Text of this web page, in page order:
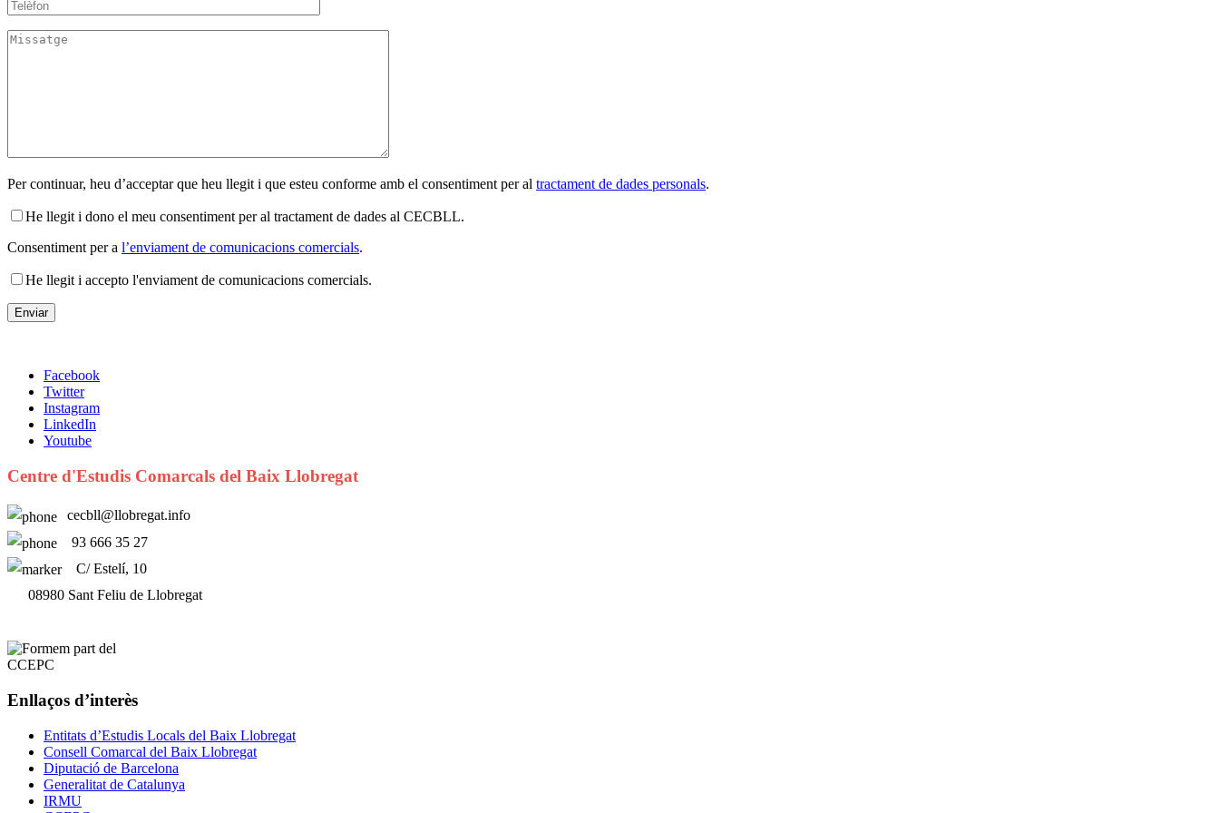
Per continuar, heu d’acceptar que heu llegit i que esteu conforme amb el consentiment per al tractament de dades personals.
He llegit i dono el meu consentiment per al tractament de dades al CECBLL.
Consentiment per a l’enviament de comunicacions comercials.
He llegit i accepto l'enviament de comunicacions comercials.
Facebook
Twitter
Instagram
LinkedIn
Youtube
Centre d'Estudis Comarcals del Baix Llobregat
cecbll@llobregat.info
93 666 35 27
C/ Estelí, 10
08980 Sant Feliu de Llobregat
Enllaços d’interès
Entitats d’Estudis Locals del Baix Llobregat
Consell Comarcal del Baix Llobregat
Diputació de Barcelona
Generalitat de Catalunya
IRMU